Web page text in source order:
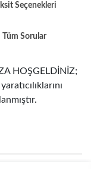
Seçenekleri
Tüm Sorular
HOŞGELDİNİZ;